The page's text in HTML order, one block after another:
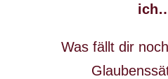
Was fällt dir